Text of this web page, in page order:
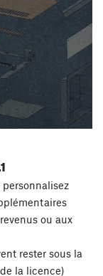
personnalisez
ou aux
rester sous la
la licence)